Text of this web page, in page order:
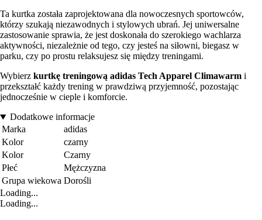
Ta kurtka została zaprojektowana dla nowoczesnych sportowców,
którzy szukają niezawodnych i stylowych ubrań. Jej uniwersalne
zastosowanie sprawia, że jest doskonała do szerokiego wachlarza
aktywności, niezależnie od tego, czy jesteś na siłowni, biegasz w
parku, czy po prostu relaksujesz się między treningami.
Wybierz kurtkę treningową adidas Tech Apparel Climawarm i
przekształć każdy trening w prawdziwą przyjemność, pozostając
jednocześnie w cieple i komforcie.
Dodatkowe informacje
Marka
adidas
Kolor
czarny
Kolor
Czarny
Płeć
Mężczyzna
Grupa wiekowa Dorośli
Loading...
Loading...